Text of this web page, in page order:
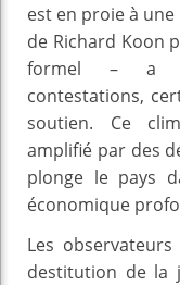
est en proie à
de Richard Koon
formel – a
contestations,
soutien. Ce
amplifié par des
plonge le pays
économique
Les
destitution de la